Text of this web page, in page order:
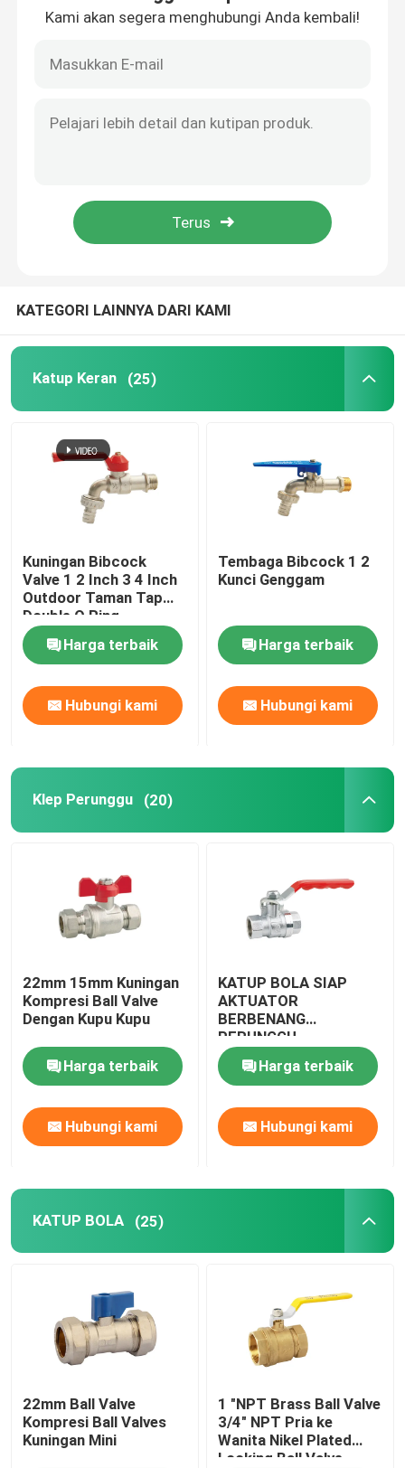
Hubungi kami
KATUP BOLA
Gerbang katup
Katup Urinal Flush
katup pelampung
Periksa Katup
Katup Gas
Selang fleksibel
Pengosongan Cekungan
Fittings pipa PEX
Kami akan segera menghubungi Anda kembali!
KATEGORI LAINNYA DARI KAMI
Katup Keran (25)
Kuningan Bibcock
Valve 1 2 Inch 3 4 Inch
Outdoor Taman Tap
Double O Ring
Harga terbaik
Hubungi kami
Tembaga Bibcock 1 2
Kunci Genggam
Harga terbaik
Hubungi kami
Klep Perunggu (20)
22mm 15mm Kuningan
Kompresi Ball Valve
Dengan Kupu Kupu
Harga terbaik
Hubungi kami
KATUP BOLA SIAP
AKTUATOR
BERBENANG
PERUNGGU
Harga terbaik
Hubungi kami
KATUP BOLA (25)
22mm Ball Valve
Kompresi Ball Valves
Kuningan Mini
1 "NPT Brass Ball Valve
3/4" NPT Pria ke
Wanita Nikel Plated
Locking Ball Valve